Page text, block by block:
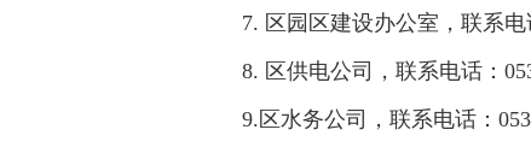
7. 区园区建设办公室，联系电
8. 区供电公司，联系电话：
9.区水务公司，联系电话：